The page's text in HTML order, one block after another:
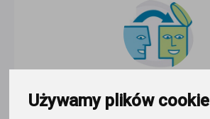
Używamy plików cookie
SZYMON